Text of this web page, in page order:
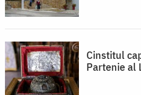
Cinstitul
Partenie al